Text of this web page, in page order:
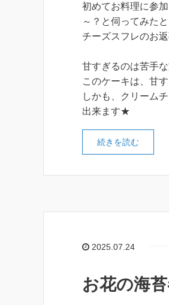
初めてお料理に参
～？と伺ってみたと
チーズスフレのお
甘すぎるのは苦手な
このケーキは、甘
しかも、クリーム
出来ます★
続きを読む
2025.07.24
お花の海